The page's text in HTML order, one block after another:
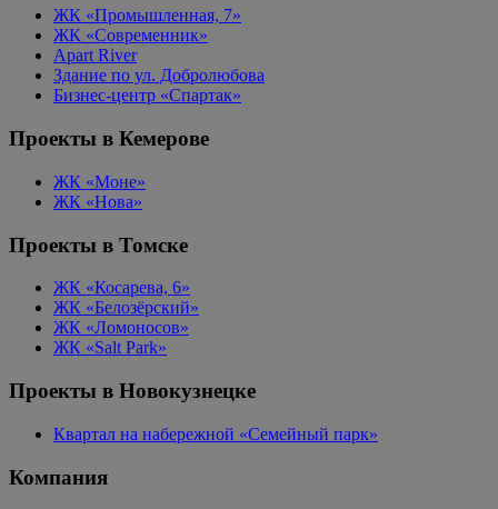
ЖК «Промышленная, 7»
ЖК «Современник»
Apart River
Здание по ул. Добролюбова
Бизнес-центр «Спартак»
Проекты в Кемерове
ЖК «Моне»
ЖК «Нова»
Проекты в Томске
ЖК «Косарева, 6»
ЖК «Белозёрский»
ЖК «Ломоносов»
ЖК «Salt Park»
Проекты в Новокузнецке
Квартал на набережной «Семейный парк»
Компания